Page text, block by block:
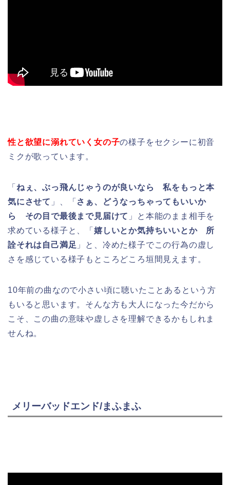
性と欲望に溺れていく女の子の様子をセクシーに初音
ミクが歌っています。
「 ねぇ、ぶっ飛んじゃうのが良いなら 私をもっと本
気にさせて 」、「 さぁ、どうなっちゃってもいいか
ら その目で最後まで見届けて 」と本能のまま相手を
求めている様子と、「 嬉しいとか気持ちいいとか 所
詮それは自己満足 」と、冷めた様子でこの行為の虚し
さを感じている様子もところどころ垣間見えます。
10年前の曲なので小さい頃に聴いたことあるという方
もいると思います。そんな方も大人になった今だから
こそ、この曲の意味や虚しさを理解できるかもしれま
せんね。
メリーバッドエンド/まふまふ